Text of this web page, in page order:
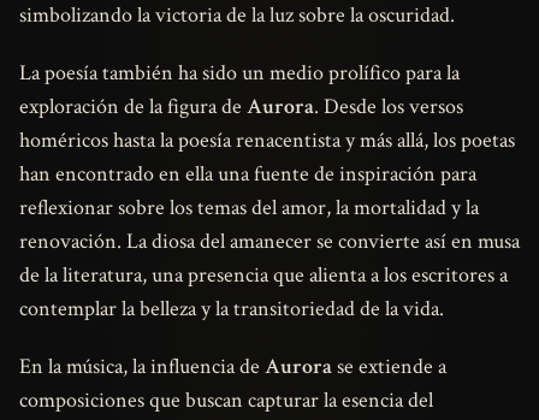
simbolizando la victoria de la luz sobre la oscuridad.
La poesía también ha sido un medio prolífico para la
exploración de la figura de Aurora. Desde los versos
homéricos hasta la poesía renacentista y más allá, los poetas
han encontrado en ella una fuente de inspiración para
reflexionar sobre los temas del amor, la mortalidad y la
renovación. La diosa del amanecer se convierte así en musa
de la literatura, una presencia que alienta a los escritores a
contemplar la belleza y la transitoriedad de la vida.
En la música, la influencia de Aurorase extiende a
composiciones que buscan capturar la esencia del